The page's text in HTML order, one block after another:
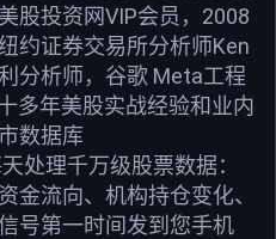
股投资网VIP会员，2008
约证券交易所分析师Ken
分析师，谷歌 Meta工程
多年美股实战经验和业内
数据库
处理千万级股票数据：
金流向、机构持仓变化、
号第一时间发到您手机